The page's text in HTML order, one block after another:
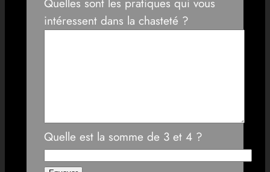
intéressent dans la chasteté ?
Quelle est la somme de 3 et 4 ?